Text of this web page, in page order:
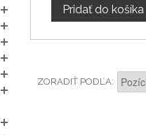
Pridať do košíka
ZORADIŤ PODĽA